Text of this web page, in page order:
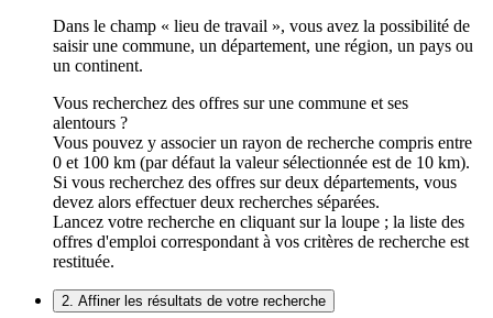
Dans le champ « lieu de travail », vous avez la possibilité de
saisir une commune, un département, une région, un pays ou
un continent.
Vous recherchez des offres sur une commune et ses
alentours ?
Vous pouvez y associer un rayon de recherche compris entre
0 et 100 km (par défaut la valeur sélectionnée est de 10 km).
Si vous recherchez des offres sur deux départements, vous
devez alors effectuer deux recherches séparées.
Lancez votre recherche en cliquant sur la loupe ; la liste des
offres d'emploi correspondant à vos critères de recherche est
restituée.
2. Affiner les résultats de votre recherche